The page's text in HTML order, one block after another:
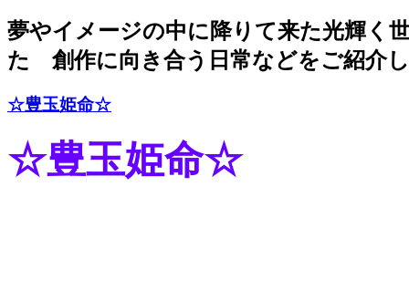
夢やイメージの中に降りて来た光輝く
た 創作に向き合う日常などをご紹介
☆豊玉姫命☆
☆豊玉姫命☆